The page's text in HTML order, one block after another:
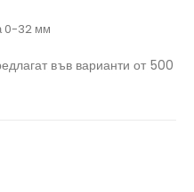
0-32 мм
във варианти от 500